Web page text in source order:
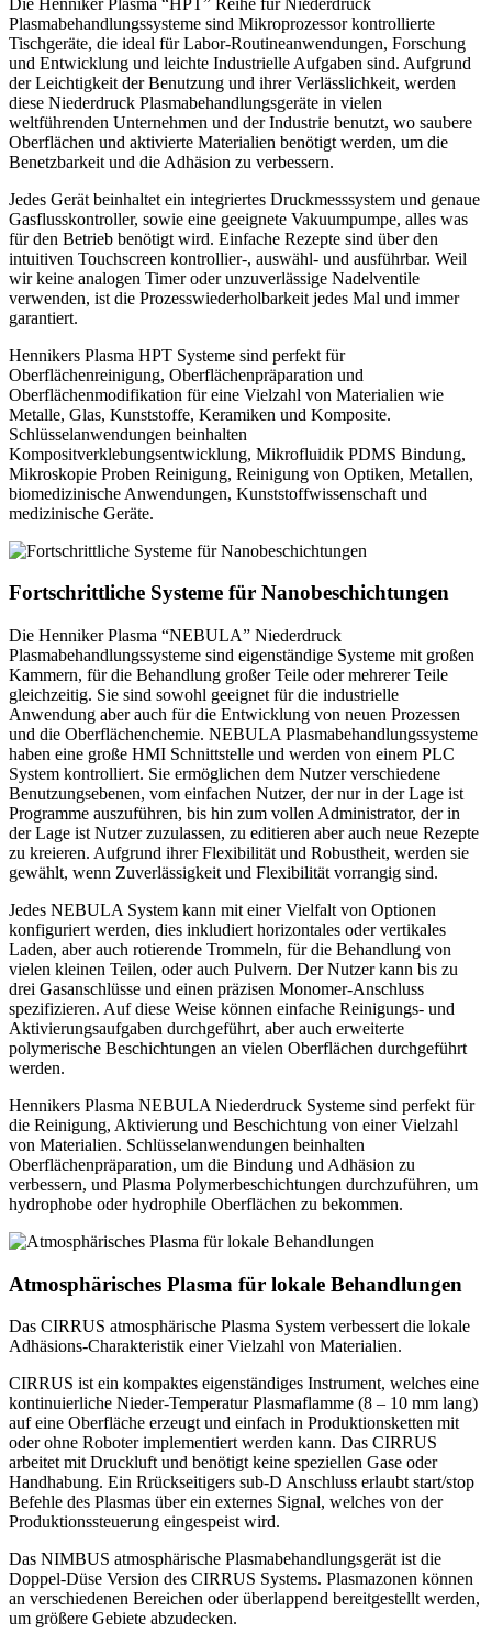
Plasmabehandlungssysteme sind Mikroprozessor kontrollierte
Tischgeräte, die ideal für Labor-Routineanwendungen, Forschung
und Entwicklung und leichte Industrielle Aufgaben sind. Aufgrund
der Leichtigkeit der Benutzung und ihrer Verlässlichkeit, werden
diese Niederdruck Plasmabehandlungsgeräte in vielen
weltführenden Unternehmen und der Industrie benutzt, wo saubere
Oberflächen und aktivierte Materialien benötigt werden, um die
Benetzbarkeit und die Adhäsion zu verbessern.
Jedes Gerät beinhaltet ein integriertes Druckmesssystem und genaue
Gasflusskontroller, sowie eine geeignete Vakuumpumpe, alles was
für den Betrieb benötigt wird. Einfache Rezepte sind über den
intuitiven Touchscreen kontrollier-, auswähl- und ausführbar. Weil
wir keine analogen Timer oder unzuverlässige Nadelventile
verwenden, ist die Prozesswiederholbarkeit jedes Mal und immer
garantiert.
Hennikers Plasma HPT Systeme sind perfekt für
Oberflächenreinigung, Oberflächenpräparation und
Oberflächenmodifikation für eine Vielzahl von Materialien wie
Metalle, Glas, Kunststoffe, Keramiken und Komposite.
Schlüsselanwendungen beinhalten
Kompositverklebungsentwicklung, Mikrofluidik PDMS Bindung,
Mikroskopie Proben Reinigung, Reinigung von Optiken, Metallen,
biomedizinische Anwendungen, Kunststoffwissenschaft und
medizinische Geräte.
Fortschrittliche Systeme für Nanobeschichtungen
Die Henniker Plasma “NEBULA” Niederdruck
Plasmabehandlungssysteme sind eigenständige Systeme mit großen
Kammern, für die Behandlung großer Teile oder mehrerer Teile
gleichzeitig. Sie sind sowohl geeignet für die industrielle
Anwendung aber auch für die Entwicklung von neuen Prozessen
und die Oberflächenchemie. NEBULA Plasmabehandlungssysteme
haben eine große HMI Schnittstelle und werden von einem PLC
System kontrolliert. Sie ermöglichen dem Nutzer verschiedene
Benutzungsebenen, vom einfachen Nutzer, der nur in der Lage ist
Programme auszuführen, bis hin zum vollen Administrator, der in
der Lage ist Nutzer zuzulassen, zu editieren aber auch neue Rezepte
zu kreieren. Aufgrund ihrer Flexibilität und Robustheit, werden sie
gewählt, wenn Zuverlässigkeit und Flexibilität vorrangig sind.
Jedes NEBULA System kann mit einer Vielfalt von Optionen
konfiguriert werden, dies inkludiert horizontales oder vertikales
Laden, aber auch rotierende Trommeln, für die Behandlung von
vielen kleinen Teilen, oder auch Pulvern. Der Nutzer kann bis zu
drei Gasanschlüsse und einen präzisen Monomer-Anschluss
spezifizieren. Auf diese Weise können einfache Reinigungs- und
Aktivierungsaufgaben durchgeführt, aber auch erweiterte
polymerische Beschichtungen an vielen Oberflächen durchgeführt
werden.
Hennikers Plasma NEBULA Niederdruck Systeme sind perfekt für
die Reinigung, Aktivierung und Beschichtung von einer Vielzahl
von Materialien. Schlüsselanwendungen beinhalten
Oberflächenpräparation, um die Bindung und Adhäsion zu
verbessern, und Plasma Polymerbeschichtungen durchzuführen, um
hydrophobe oder hydrophile Oberflächen zu bekommen.
Atmosphärisches Plasma für lokale Behandlungen
Das CIRRUS atmosphärische Plasma System verbessert die lokale
Adhäsions-Charakteristik einer Vielzahl von Materialien.
CIRRUS ist ein kompaktes eigenständiges Instrument, welches eine
kontinuierliche Nieder-Temperatur Plasmaflamme (8 – 10 mm lang)
auf eine Oberfläche erzeugt und einfach in Produktionsketten mit
oder ohne Roboter implementiert werden kann. Das CIRRUS
arbeitet mit Druckluft und benötigt keine speziellen Gase oder
Handhabung. Ein Rrückseitigers sub-D Anschluss erlaubt start/stop
Befehle des Plasmas über ein externes Signal, welches von der
Produktionssteuerung eingespeist wird.
Das NIMBUS atmosphärische Plasmabehandlungsgerät ist die
Doppel-Düse Version des CIRRUS Systems. Plasmazonen können
an verschiedenen Bereichen oder überlappend bereitgestellt werden,
um größere Gebiete abzudecken.